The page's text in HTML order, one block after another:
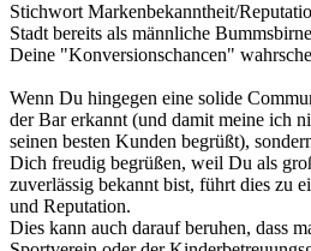
Stichwort Markenbekanntheit/
Stadt bereits als männliche
Deine "Konversionschancen"
Wenn Du hingegen eine solide
der Bar erkannt (und damit meine ich
seinen besten Kunden begrüßt),
Dich freudig begrüßen, weil Du als
zuverlässig bekannt bist, führt dies zu
und Reputation.
Dies kann auch darauf beruhen, dass